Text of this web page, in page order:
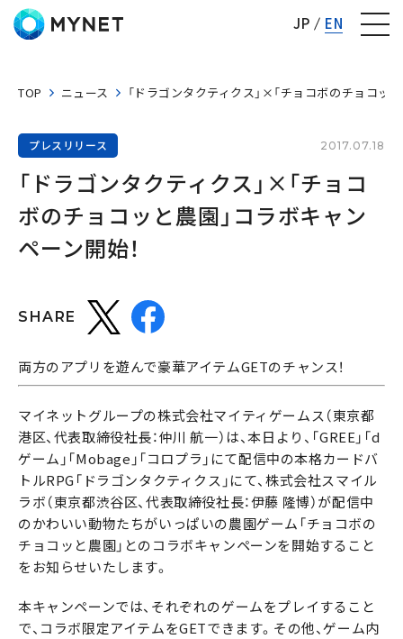
JP EN
TOP ニュース 「ドラゴンタクティクス」×「チョコボのチョコッ
プレスリリース 2017.07.18
「ドラゴンタクティクス」×「チョコ
ボのチョコッと農園」コラボキャン
ペーン開始！
SHARE
両方のアプリを遊んで豪華アイテムGETのチャンス！
マイネットグループの株式会社マイティゲームス（東京都
港区、代表取締役社長：仲川 航一）は、本日より、「GREE」「d
ゲーム」「Mobage」「コロプラ」にて配信中の本格カードバ
トルRPG「ドラゴンタクティクス」にて、株式会社スマイル
ラボ（東京都渋谷区、代表取締役社長：伊藤 隆博）が配信中
のかわいい動物たちがいっぱいの農園ゲーム「チョコボの
チョコッと農園」とのコラボキャンペーンを開始すること
をお知らせいたします。
本キャンペーンでは、それぞれのゲームをプレイすること
で、コラボ限定アイテムをGETできます。その他、ゲーム内